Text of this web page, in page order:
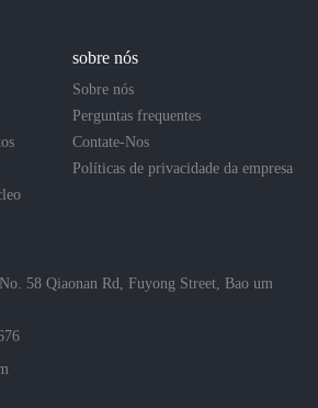
sobre nós
Sobre nós
Perguntas frequentes
Contate-Nos
Políticas de privacidade da empresa
58 Qiaonan Rd, Fuyong Street, Bao um